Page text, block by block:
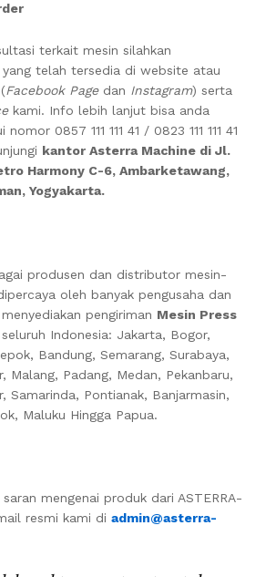
terkait mesin silahkan
telah tersedia di website atau
Facebook Pagedan Instagram) serta
kami. Info lebih lanjut bisa anda
0857 111 111 41 / 0823 111 111 41
kantor Asterra Machine di Jl.
Harmony C-6, Ambarketawang,
Yogyakarta.
produsen dan distributor mesin-
oleh banyak pengusaha dan
pengiriman Mesin Press
Indonesia: Jakarta, Bogor,
Bandung, Semarang, Surabaya,
Malang, Padang, Medan, Pekanbaru,
Samarinda, Pontianak, Banjarmasin,
Maluku Hingga Papua.
mengenai produk dari ASTERRA-
resmi kami di admin@asterra-